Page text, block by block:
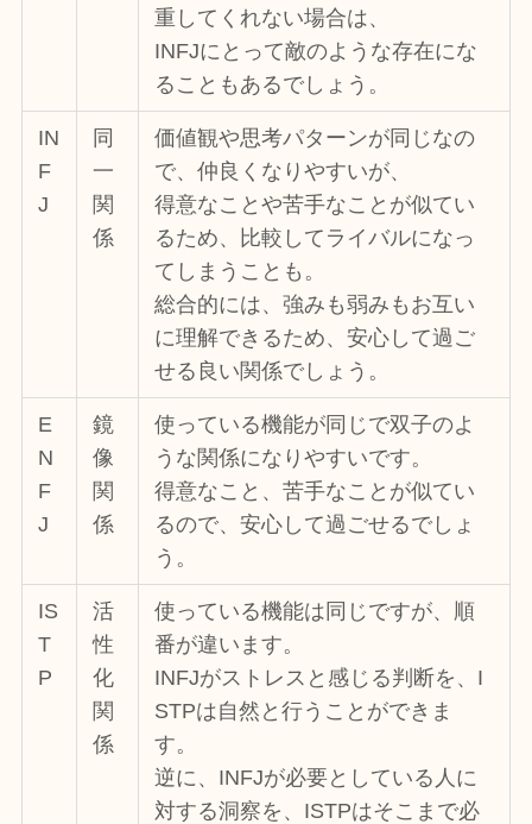
重してくれない場合は、
INFJにとって敵のような存在にな
ることもあるでしょう。
IN
F
J
同
一
関
係
価値観や思考パターンが同じなの
で、仲良くなりやすいが、
得意なことや苦手なことが似てい
るため、比較してライバルになっ
てしまうことも。
総合的には、強みも弱みもお互い
に理解できるため、安心して過ご
せる良い関係でしょう。
E
N
F
J
鏡
像
関
係
使っている機能が同じで双子のよ
うな関係になりやすいです。
得意なこと、苦手なことが似てい
るので、安心して過ごせるでしょ
う。
IS
T
P
活
性
化
関
係
使っている機能は同じですが、順
番が違います。
INFJがストレスと感じる判断を、I
STPは自然と行うことができま
す。
逆に、INFJが必要としている人に
対する洞察を、ISTPはそこまで必